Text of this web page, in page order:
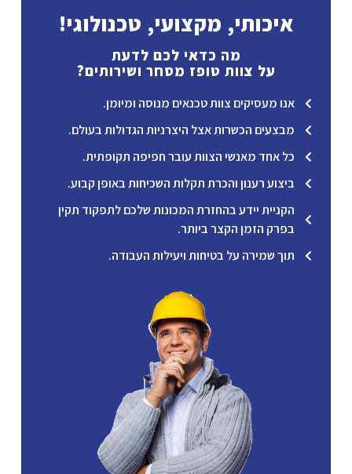
איכותי, מקצועי, טכנולוגי!
מה כדאי לכם לדעת
על צוות טופז מסחר ושירותים?
אנו מעסיקים צוות טכנאים מנוסה ומיומן.
מבצעים הכשרות אצל היצרניות הגדולות בעולם.
כל אחד מאנשי הצוות עובר חפיפה תקופתית.
ביצוע רענון והכרת תקלות השכיחות באופן קבוע.
הקניית יידע בהחזרת המכונות שלכם לתפקוד תקין
בפרק הזמן הקצר ביותר.
תוך שמירה על בטיחות ויעילות העבודה.